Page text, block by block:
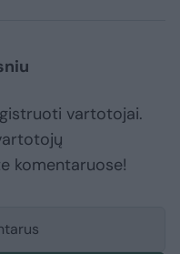
vartotojai.
komentaruose!